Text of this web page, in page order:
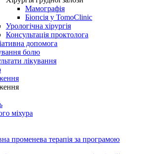
Мамографія
Біопсія у TomoClinic
Урологічна хірургія
Консультація проктолога
допомога
болю
лікування
міхура
променева терапія за програмою